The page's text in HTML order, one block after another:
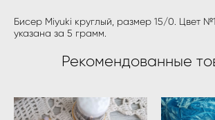
Бисер Miyuki круглый, размер 15/0. Цвет
указана за 5 грамм.
Рекомендованные